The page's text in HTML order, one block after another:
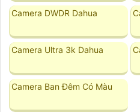
Camera DWDR Dahua
Camera Ultra 3k Dahua
Camera Ban Đêm Có Màu